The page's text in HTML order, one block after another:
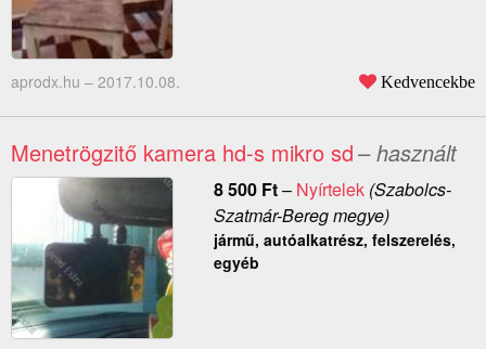
aprodx.hu – 2017.10.08. Kedvencekbe
Menetrögzitő kamera hd-s mikro sd– használt
8 500 Ft– Nyírtelek(Szabolcs-
Szatmár-Bereg megye)
jármű, autóalkatrész, felszerelés,
egyéb